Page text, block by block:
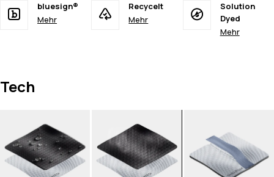
bluesign®
Mehr
Recycelt
Mehr
Solution
Dyed
Mehr
Tech